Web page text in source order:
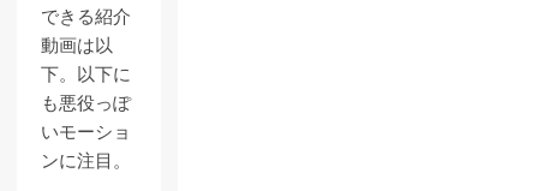
できる紹介
動画は以
下。以下に
も悪役っぽ
いモーショ
ンに注目。